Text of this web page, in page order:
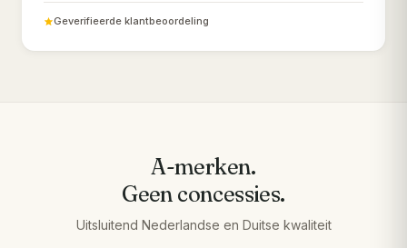
Geverifieerde klantbeoordeling
A-merken.
Geen concessies.
Uitsluitend Nederlandse en Duitse kwaliteit